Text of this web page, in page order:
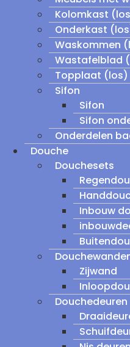
Kolomkast
Onderkast
Waskommen
Wastafelblad
Topplaat (los)
Sifon
Sifon
Sifon
Onderdelen
Douche
Douchesets
Inbouw
Zijwand
Douchedeuren